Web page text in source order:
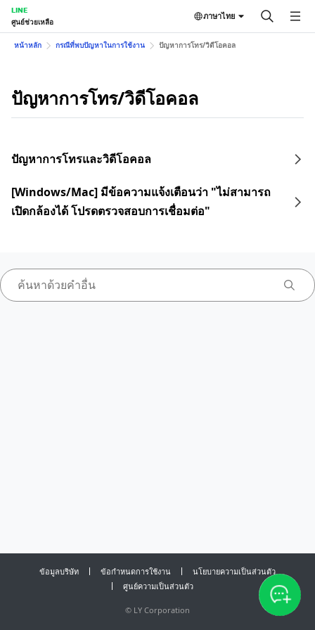
LINE
ศูนย์ช่วยเหลือ
ภาษาไทย
หน้าหลัก กรณีที่พบปัญหาในการใช้งาน ปัญหาการโทร/วิดีโอคอล
ปัญหาการโทร/วิดีโอคอล
ปัญหาการโทรและวิดีโอคอล
[Windows/Mac] มีข้อความแจ้งเตือนว่า "ไม่สามารถ
เปิดกล้องได้ โปรดตรวจสอบการเชื่อมต่อ"
ข้อมูลบริษัท ข้อกำหนดการใช้งาน
นโยบายความเป็นส่วนตัว
ศูนย์ความเป็นส่วนตัว
© LY Corporation